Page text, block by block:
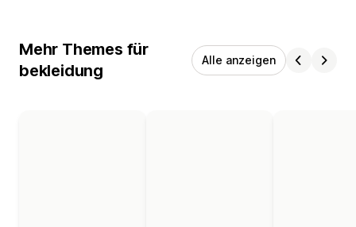
Mehr Themes für
bekleidung
Alle anzeigen